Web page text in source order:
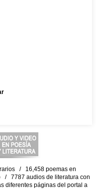
/ 16,458 poemas en
7787 audios de literatura con
diferentes páginas del portal a